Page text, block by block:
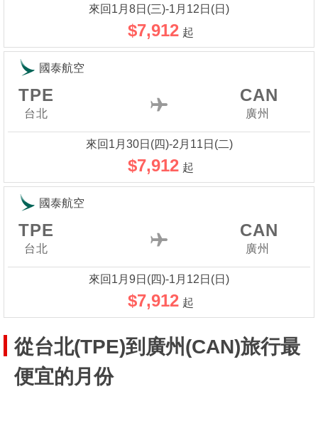
來回1月8日(三)-1月12日(日)
$7,912 起
國泰航空
TPE
台北
CAN
廣州
來回1月30日(四)-2月11日(二)
$7,912 起
國泰航空
TPE
台北
CAN
廣州
來回1月9日(四)-1月12日(日)
$7,912 起
從台北(TPE)到廣州(CAN)旅行最
便宜的月份